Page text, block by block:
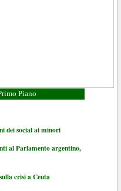
Piano
dei social ai minori
al Parlamento argentino,
crisi a Ceuta